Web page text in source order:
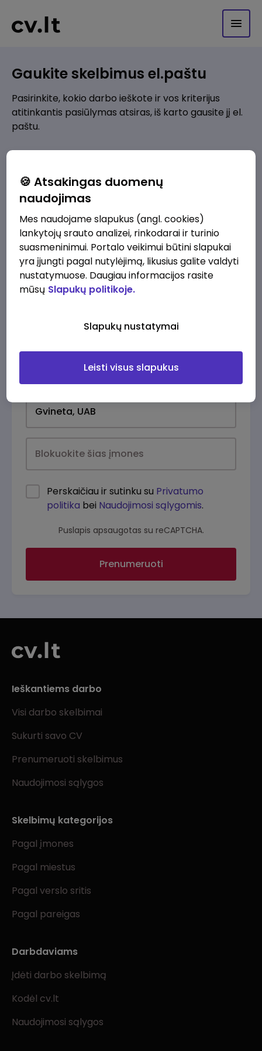
Gaukite skelbimus el.paštu
Pasirinkite, kokio darbo ieškote ir vos kriterijus
atitinkantis pasiūlymas atsiras, iš karto gausite jį el.
paštu.
Pridėti naują
Kokios srities darbo pasiūlymai jus domina?
Pridėti naują
Perskaičiau ir sutinku su Privatumo
politika bei Naudojimosi sąlygomis.
Puslapis apsaugotas su reCAPTCHA.
Prenumeruoti
Ieškantiems darbo
Visi darbo skelbimai
Sukurti savo CV
Prenumeruoti skelbimus
Naudojimosi sąlygos
Skelbimų kategorijos
Pagal įmones
Pagal miestus
Pagal verslo sritis
Pagal pareigas
Darbdaviams
Įdėti darbo skelbimą
Kodėl cv.lt
Naudojimosi sąlygos
🍪 Atsakingas duomenų
naudojimas
Mes naudojame slapukus (angl. cookies)
lankytojų srauto analizei, rinkodarai ir turinio
suasmeninimui. Portalo veikimui būtini slapukai
yra įjungti pagal nutylėjimą, likusius galite valdyti
nustatymuose. Daugiau informacijos rasite
mūsų Slapukų politikoje.
Slapukų nustatymai
Leisti visus slapukus